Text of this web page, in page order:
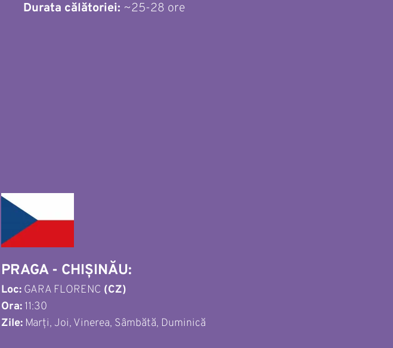
Durata călătoriei: ~25-28 ore
PRAGA - CHIȘINĂU:
Loc: GARA FLORENC (CZ)
Ora: 11:30
Zile: Marți, Joi, Vinerea, Sâmbătă, Duminică